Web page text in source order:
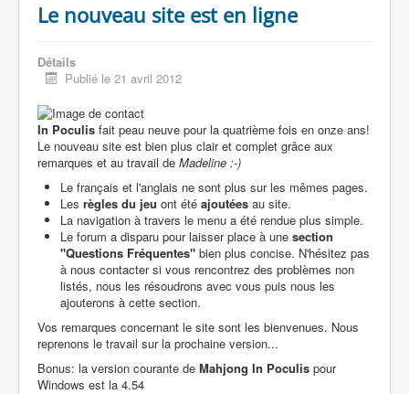
Le nouveau site est en ligne
Détails
Publié le 21 avril 2012
In Poculis fait peau neuve pour la quatrième fois en onze ans!
Le nouveau site est bien plus clair et complet grâce aux
remarques et au travail de Madeline :-)
Le français et l'anglais ne sont plus sur les mêmes pages.
Les règles du jeu ont été ajoutées au site.
La navigation à travers le menu a été rendue plus simple.
Le forum a disparu pour laisser place à une section
"Questions Fréquentes" bien plus concise. N'hésitez pas
à nous contacter si vous rencontrez des problèmes non
listés, nous les résoudrons avec vous puis nous les
ajouterons à cette section.
Vos remarques concernant le site sont les bienvenues. Nous
reprenons le travail sur la prochaine version...
Bonus: la version courante de Mahjong In Poculis pour
Windows est la 4.54